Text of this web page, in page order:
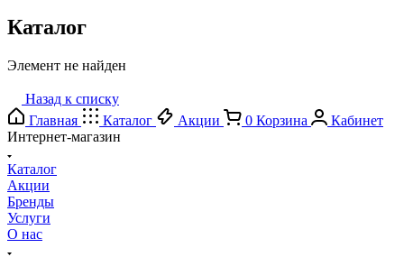
Каталог
Элемент не найден
Назад к списку
Главная
Каталог Акции 0 Корзина
Кабинет
Интернет-магазин
Каталог
Акции
Бренды
Услуги
О нас